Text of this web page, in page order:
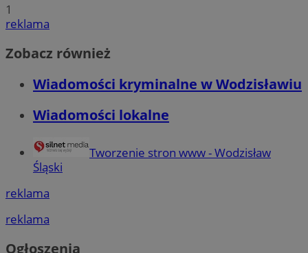
1
reklama
Zobacz również
Wiadomości kryminalne w Wodzisławiu
Wiadomości lokalne
Tworzenie stron www - Wodzisław
Śląski
reklama
reklama
Ogłoszenia